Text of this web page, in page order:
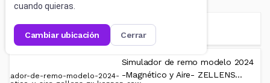
cuando quieras.
cambiar ubicación cerrar
FILTRAR RESULTADOS
Simulador de remo modelo 2024
-Magnético y Aire- ZELLENS...